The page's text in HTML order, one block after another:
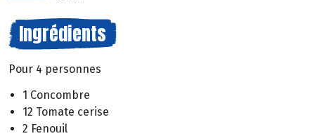
Ingrédients
Pour 4 personnes
1 Concombre
12 Tomate cerise
2 Fenouil